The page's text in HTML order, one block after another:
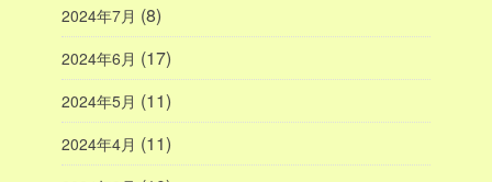
2024年7月 (8)
2024年6月 (17)
2024年5月 (11)
2024年4月 (11)